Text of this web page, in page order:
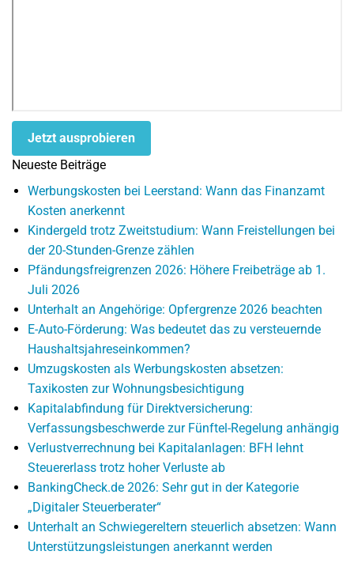
Jetzt ausprobieren
Neueste Beiträge
Werbungskosten bei Leerstand: Wann das Finanzamt
Kosten anerkennt
Kindergeld trotz Zweitstudium: Wann Freistellungen bei
der 20-Stunden-Grenze zählen
Pfändungsfreigrenzen 2026: Höhere Freibeträge ab 1.
Juli 2026
Unterhalt an Angehörige: Opfergrenze 2026 beachten
E-Auto-Förderung: Was bedeutet das zu versteuernde
Haushaltsjahreseinkommen?
Umzugskosten als Werbungskosten absetzen:
Taxikosten zur Wohnungsbesichtigung
Kapitalabfindung für Direktversicherung:
Verfassungsbeschwerde zur Fünftel-Regelung anhängig
Verlustverrechnung bei Kapitalanlagen: BFH lehnt
Steuererlass trotz hoher Verluste ab
BankingCheck.de 2026: Sehr gut in der Kategorie
„Digitaler Steuerberater“
Unterhalt an Schwiegereltern steuerlich absetzen: Wann
Unterstützungsleistungen anerkannt werden